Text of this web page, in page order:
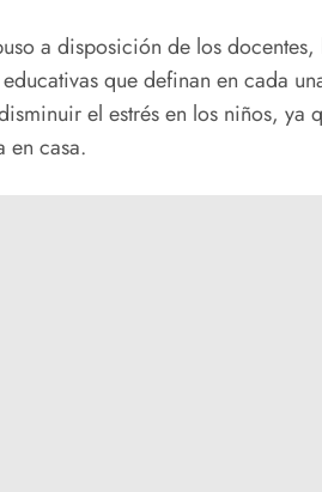
a disposición de los
que definan en cada
el estrés en los niños,
en casa.